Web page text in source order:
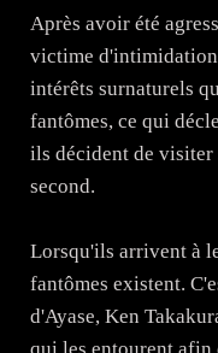
Après avoir été
victime
intérêts surnaturels
fantômes, ce qui
ils décident de visiter
second.
Lorsqu'ils arrivent à
fantômes existent.
d'Ayase, Ken